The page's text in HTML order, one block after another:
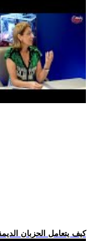
.. كيف يتعامل الحزبان